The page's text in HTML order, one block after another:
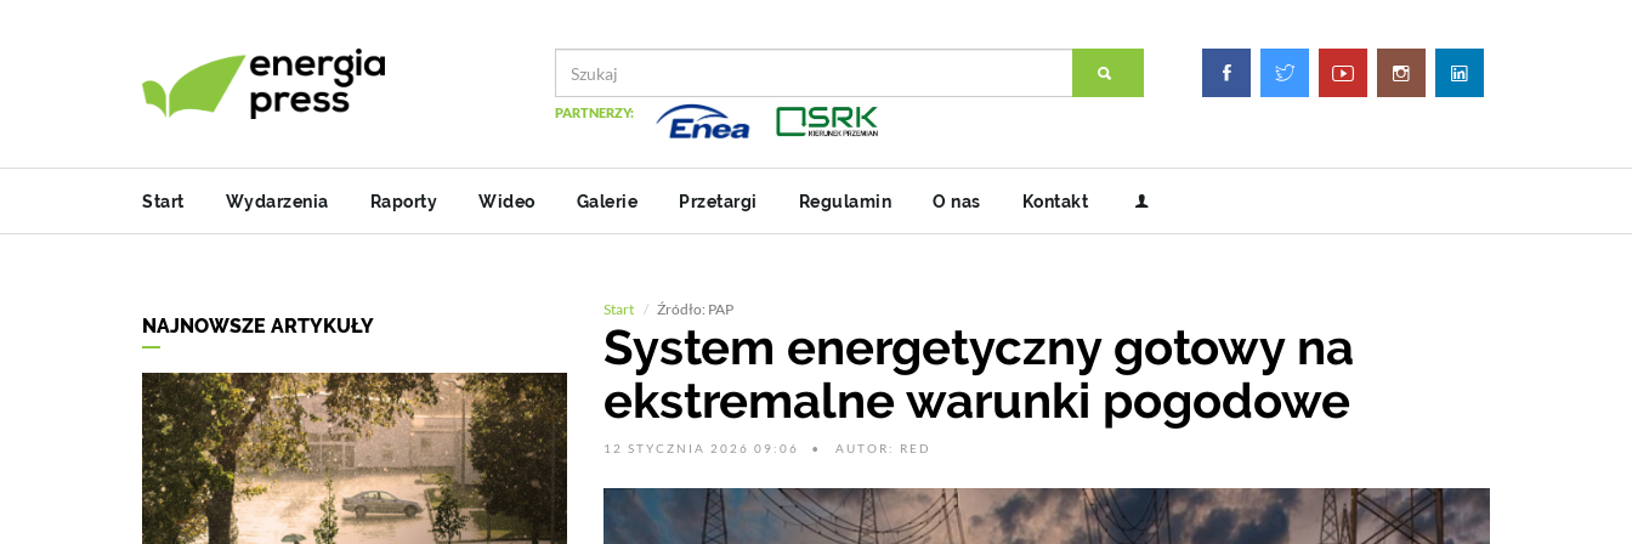
PARTNERZY:
Start Wydarzenia Raporty Wideo Galerie Przetargi Regulamin O nas Kontakt
Start Źródło: PAP
System energetyczny gotowy na
ekstremalne warunki pogodowe
12 STYCZNIA 2026 09:06 AUTOR: RED
NAJNOWSZE ARTYKUŁY